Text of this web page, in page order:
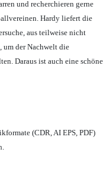
und recherchieren gerne
Hardy liefert die
aus teilweise nicht
um der Nachwelt die
Daraus ist auch eine schöne
(CDR, AI EPS, PDF)